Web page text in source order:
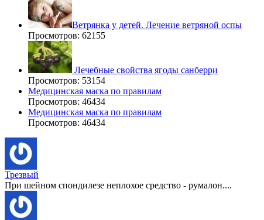
Ветрянка у детей. Лечение ветряной оспы
Просмотров: 62155
Лечебные свойства ягоды санберри
Просмотров: 53154
Медицинская маска по правилам
Просмотров: 46434
Медицинская маска по правилам
Просмотров: 46434
Трезвый
При шейном спондилезе неплохое средство - румалон....